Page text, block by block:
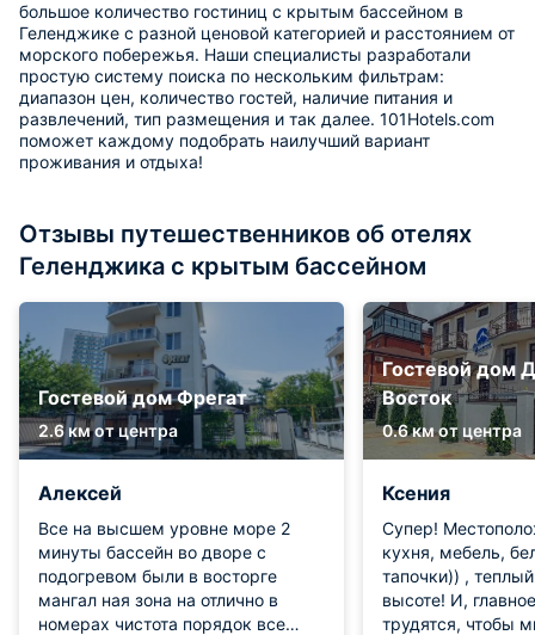
большое количество гостиниц с крытым бассейном в
Геленджике с разной ценовой категорией и расстоянием от
морского побережья. Наши специалисты разработали
простую систему поиска по нескольким фильтрам:
диапазон цен, количество гостей, наличие питания и
развлечений, тип размещения и так далее. 101Hotels.com
поможет каждому подобрать наилучший вариант
проживания и отдыха!
Отзывы путешественников об отелях
Геленджика с крытым бассейном
Гостевой дом Фрегат
2.6 км от центра
Алексей
Все на высшем уровне море 2
минуты бассейн во дворе с
подогревом были в восторге
мангал ная зона на отлично в
номерах чистота порядок все
Гостевой дом
Восток
0.6 км от центра
Ксения
Супер!
кухня, мебель,
тапочки)) ,
высоте! И,
трудятся, чтобы